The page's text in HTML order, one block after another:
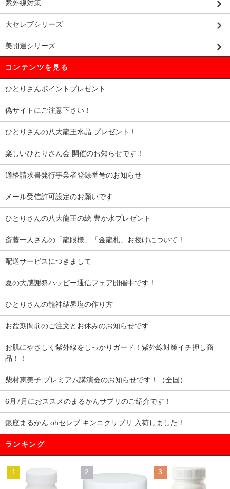
紫外線対策
大セレブシリーズ
美開運シリーズ
コンテンツを見る
ひとりさんポイントプレゼント
偽サイトにご注意下さい！
ひとりさんの八大龍王水晶 プレゼント！
楽しいひとりさん会 開催のお知らせです！
適格請求書発行事業者登録番号のお知らせ
メール受信許可設定のお願いです
ひとりさんの八大龍王の絵 豊か水プレゼント
斎藤一人さんの「龍眼様」「金龍札」お授けについて！
配送サービスにつきまして
夏の大感謝祭ハッピー通信フェア開催中です！
ひとりさんの龍神結界塩の作り方
お盆期間前のご注文とお休みのお知らせです
お肌にやさしく紫外線をしっかりガード！紫外線対策イチ押し商
品！！
柴村恵美子 プレミアム講演会のお知らせです！（全国）
6月7月におススメのまるかんサプリのご紹介です！
銀座まるかん ohセレブ キンニクサプリ 入荷しました！
ランキング
1 2 3